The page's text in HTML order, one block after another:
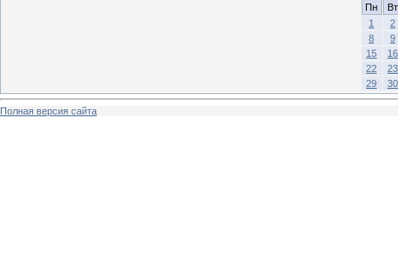
Пн
Вт
1
2
8
9
15
16
22
23
29
30
Полная версия сайта